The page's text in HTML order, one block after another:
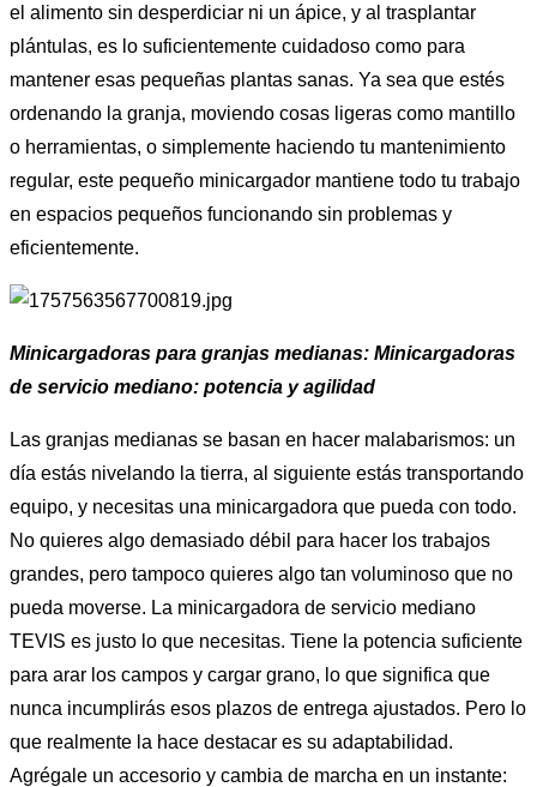
el alimento sin desperdiciar ni un ápice, y al trasplantar
plántulas, es lo suficientemente cuidadoso como para
mantener esas pequeñas plantas sanas. Ya sea que estés
ordenando la granja, moviendo cosas ligeras como mantillo
o herramientas, o simplemente haciendo tu mantenimiento
regular, este pequeño minicargador mantiene todo tu trabajo
en espacios pequeños funcionando sin problemas y
eficientemente.
Minicargadoras para granjas medianas: Minicargadoras
de servicio mediano: potencia y agilidad
Las granjas medianas se basan en hacer malabarismos: un
día estás nivelando la tierra, al siguiente estás transportando
equipo, y necesitas una minicargadora que pueda con todo.
No quieres algo demasiado débil para hacer los trabajos
grandes, pero tampoco quieres algo tan voluminoso que no
pueda moverse. La minicargadora de servicio mediano
TEVIS es justo lo que necesitas. Tiene la potencia suficiente
para arar los campos y cargar grano, lo que significa que
nunca incumplirás esos plazos de entrega ajustados. Pero lo
que realmente la hace destacar es su adaptabilidad.
Agrégale un accesorio y cambia de marcha en un instante: